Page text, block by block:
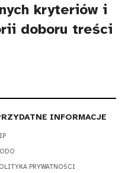
kryteriów i
doboru treści
INFORMACJE
PRYWATNOŚCI